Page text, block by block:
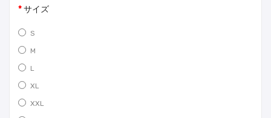
サイズ
S
M
L
XL
XXL